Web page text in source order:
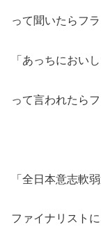
って聞いたらフ
「あっちにおい
って言われたら
「全日本意志軟
ファイナリスト